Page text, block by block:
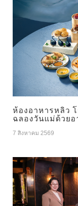
ห้องอาหารหลิว
ฉลองวันแม่ด้วยอ
7 สิงหาคม 2569